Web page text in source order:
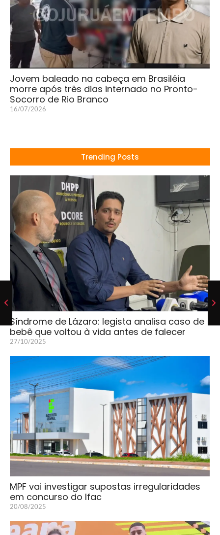
Jovem baleado na cabeça em Brasiléia
morre após três dias internado no Pronto-
Socorro de Rio Branco
16/07/2026
Trending Posts
Síndrome de Lázaro: legista analisa caso de
bebê que voltou à vida antes de falecer
27/10/2025
MPF vai investigar supostas irregularidades
em concurso do Ifac
20/08/2025